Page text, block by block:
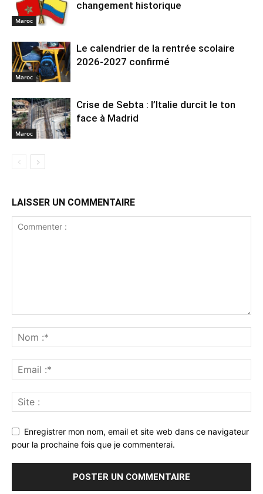
Maroc
changement historique
Maroc
Le calendrier de la rentrée scolaire
2026-2027 confirmé
Maroc
Crise de Sebta : l’Italie durcit le ton
face à Madrid
LAISSER UN COMMENTAIRE
Enregistrer mon nom, email et site web dans ce navigateur
pour la prochaine fois que je commenterai.